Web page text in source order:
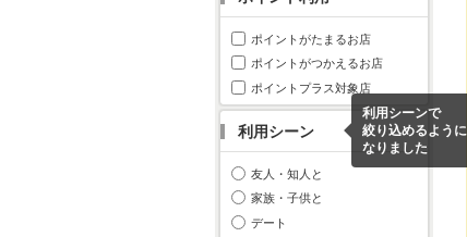
ポイントがたまるお店
ポイントがつかえるお店
ポイントプラス対象店
利用シーン
利用シーンで
絞り込めるように
なりました
友人・知人と
家族・子供と
デート